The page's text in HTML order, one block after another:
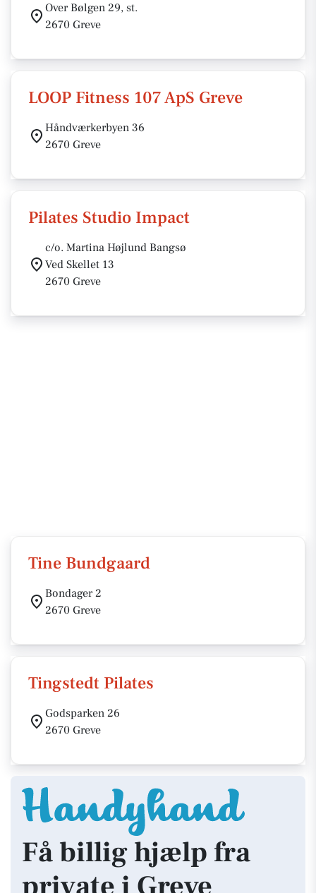
Over Bølgen 29, st.
2670 Greve
LOOP Fitness 107 ApS Greve
Håndværkerbyen 36
2670 Greve
Pilates Studio Impact
c/o. Martina Højlund Bangsø
Ved Skellet 13
2670 Greve
Tine Bundgaard
Bondager 2
2670 Greve
Tingstedt Pilates
Godsparken 26
2670 Greve
Få billig hjælp fra